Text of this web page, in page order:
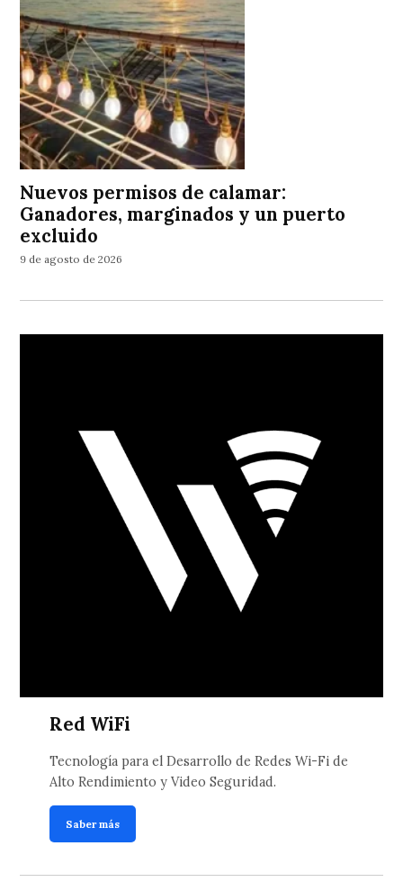
Nuevos permisos de calamar:
Ganadores, marginados y un puerto
excluido
9 de agosto de 2026
Red WiFi
Tecnología para el Desarrollo de Redes Wi-Fi de
Alto Rendimiento y Video Seguridad.
Saber más